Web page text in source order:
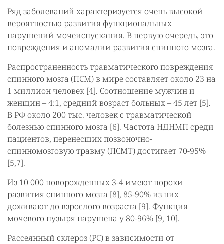
Ряд заболеваний характеризуется очень высокой
вероятностью развития функциональных
нарушений мочеиспускания. В первую очередь, это
повреждения и аномалии развития спинного мозга.
Распространенность травматического повреждения
спинного мозга (ПСМ) в мире составляет около 23 на
1 миллион человек [4]. Соотношение мужчин и
женщин – 4:1, средний возраст больных – 45 лет [5].
В РФ около 200 тыс. человек с травматической
болезнью спинного мозга [6]. Частота НДНМП среди
пациентов, перенесших позвоночно-
спинномозговую травму (ПСМТ) достигает 70-95%
[5,7].
Из 10 000 новорожденных 3-4 имеют пороки
развития спинного мозга [8], 85-90% из них
доживают до взрослого возраста [9]. Функция
мочевого пузыря нарушена у 80-96% [9, 10].
Рассеянный склероз (РС) в зависимости от